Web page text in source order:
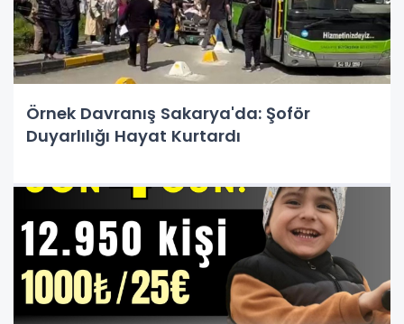
Örnek Davranış Sakarya'da: Şoför
Duyarlılığı Hayat Kurtardı